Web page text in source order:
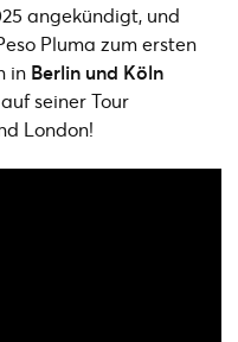
angekündigt, und
Pluma zum ersten
in Berlin und Köln
seiner Tour
London!